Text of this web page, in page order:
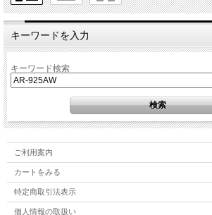
キーワードを入力
キーワード検索
ご利用案内
カートをみる
特定商取引法表示
個人情報の取扱い